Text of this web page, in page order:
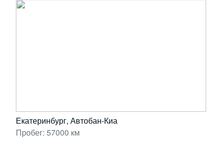
Екатеринбург, Автобан-Киа
Пробег: 57000 км